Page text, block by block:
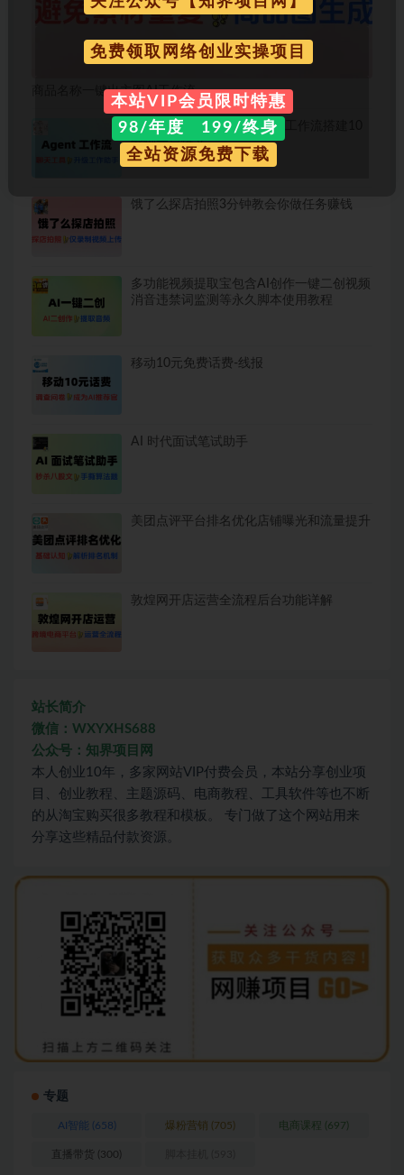
商品名称一键出主图AI工作流
普通人也能学会的AI Agent 工作流搭建10
分钟一篇爆文
饿了么探店拍照3分钟教会你做任务赚钱
多功能视频提取宝包含AI创作一键二创视频
消音违禁词监测等永久脚本使用教程
移动10元免费话费-线报
AI 时代面试笔试助手
美团点评平台排名优化店铺曝光和流量提升
敦煌网开店运营全流程后台功能详解
站长简介
微信：WXYXHS688
公众号：知界项目网
本人创业10年，多家网站VIP付费会员，本站分享创业项
目、创业教程、主题源码、电商教程、工具软件等也不断
的从淘宝购买很多教程和模板。 专门做了这个网站用来
分享这些精品付款资源。
专题
AI智能 (658) 爆粉营销 (705) 电商课程 (697)
直播带货 (300)
免费领取网络创业实操项目
本站VIP会员限时特惠
98/年度 199/终身
全站资源免费下载